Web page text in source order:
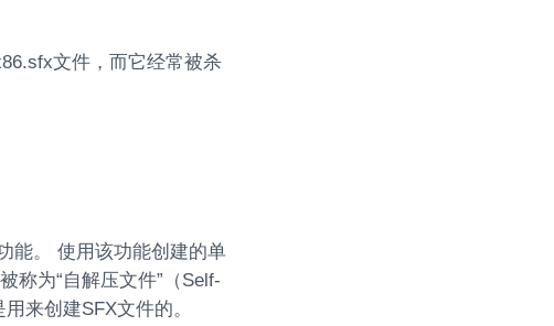
文件，而它经常被杀
能。 使用该功能创建的单
称为“自解压文件”（Self-
来创建SFX文件的。